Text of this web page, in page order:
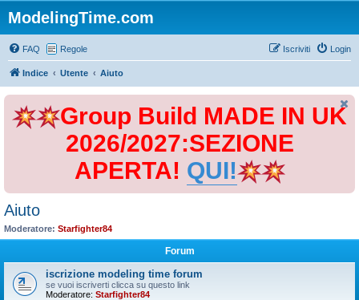
ModelingTime.com
FAQ Regole Login
Iscriviti
Indice Utente Aiuto
Group Build MADE IN UK
2026/2027:SEZIONE
APERTA! QUI!
Aiuto
Moderatore: Starfighter84
Forum
iscrizione modeling time forum
se vuoi iscriverti clicca su questo link
Moderatore: Starfighter84